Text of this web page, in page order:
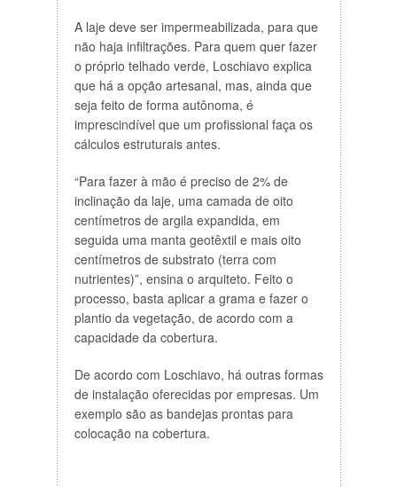
A laje deve ser impermeabilizada, para que
não haja infiltrações. Para quem quer fazer
o próprio telhado verde, Loschiavo explica
que há a opção artesanal, mas, ainda que
seja feito de forma autônoma, é
imprescindível que um profissional faça os
cálculos estruturais antes.
“Para fazer à mão é preciso de 2% de
inclinação da laje, uma camada de oito
centímetros de argila expandida, em
seguida uma manta geotêxtil e mais oito
centímetros de substrato (terra com
nutrientes)”, ensina o arquiteto. Feito o
processo, basta aplicar a grama e fazer o
plantio da vegetação, de acordo com a
capacidade da cobertura.
De acordo com Loschiavo, há outras formas
de instalação oferecidas por empresas. Um
exemplo são as bandejas prontas para
colocação na cobertura.